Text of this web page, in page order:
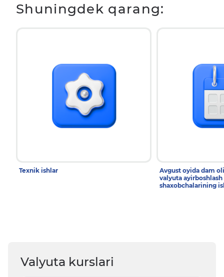
Shuningdek qarang:
Texnik ishlar
Avgust oyida dam
valyuta ayirboshlash
shaxobchalarining
Valyuta kurslari